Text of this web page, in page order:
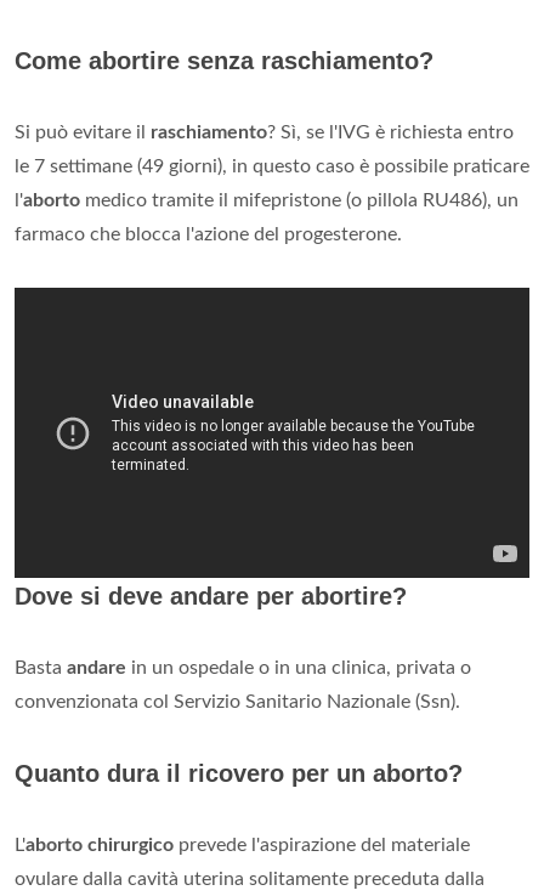
Come abortire senza raschiamento?
Si può evitare il raschiamento? Sì, se l'IVG è richiesta entro
le 7 settimane (49 giorni), in questo caso è possibile praticare
l'aborto medico tramite il mifepristone (o pillola RU486), un
farmaco che blocca l'azione del progesterone.
Dove si deve andare per abortire?
Basta andare in un ospedale o in una clinica, privata o
convenzionata col Servizio Sanitario Nazionale (Ssn).
Quanto dura il ricovero per un aborto?
L'aborto chirurgico prevede l'aspirazione del materiale
ovulare dalla cavità uterina solitamente preceduta dalla